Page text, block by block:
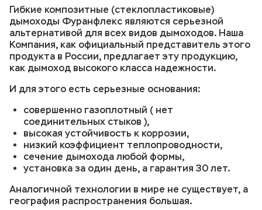
Гибкие композитные (стеклопластиковые)
дымоходы Фуранфлекс являются серьезной
альтернативой для всех видов дымоходов. Наша
Компания, как официальный представитель этого
продукта в России, предлагает эту продукцию,
как дымоход высокого класса надежности.
И для этого есть серьезные основания:
совершенно газоплотный ( нет
соединительных стыков ),
высокая устойчивость к коррозии,
низкий коэффициент теплопроводности,
сечение дымохода любой формы,
установка за один день, а гарантия 30 лет.
Аналогичной технологии в мире не существует, а
география распространения большая.